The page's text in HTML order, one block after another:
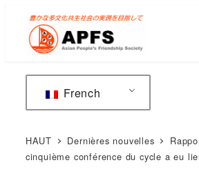
Accéder
contenu
principal
French
HAUT Dernières nouvelles
cinquième conférence du cycle a eu